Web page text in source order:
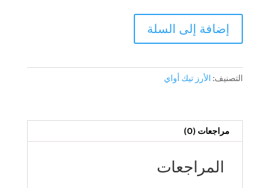
أرز
بالفيليه
إضافة إلى السلة
التصنيف: الأرز تيك أواي
مراجعات (0)
المراجعات